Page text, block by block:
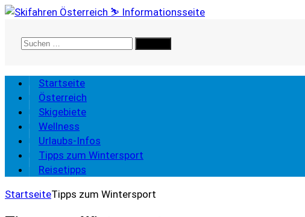
Suchen
Startseite
Österreich
Skigebiete
Wellness
Urlaubs-Infos
Tipps zum Wintersport
Reisetipps
StartseiteTipps zum Wintersport